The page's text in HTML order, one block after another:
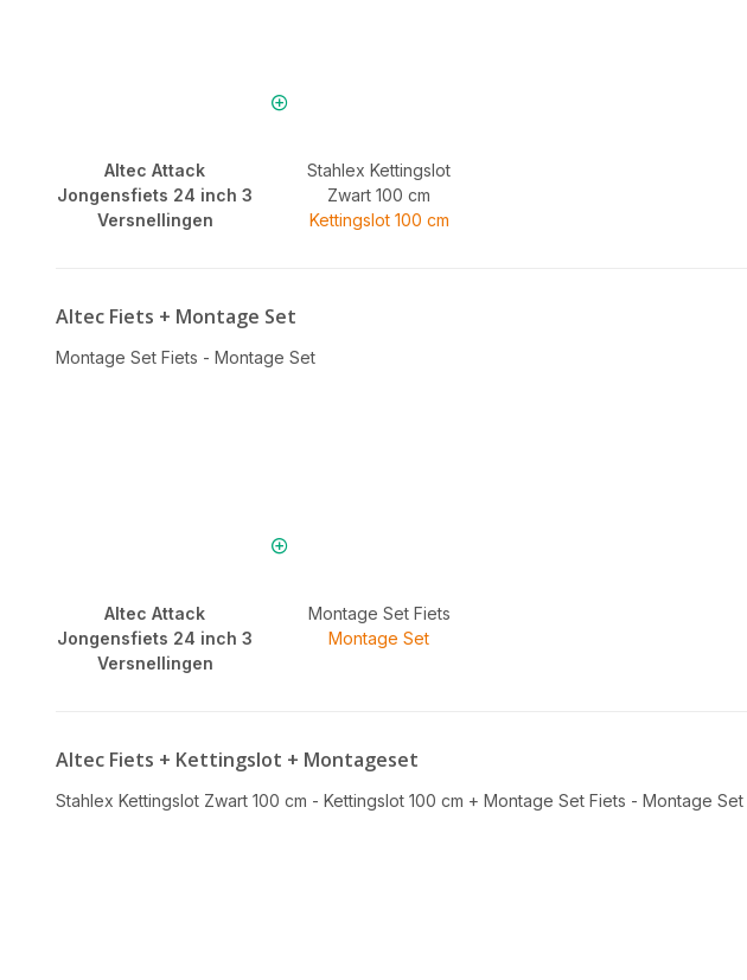
Altec Attack
Jongensfiets 24 inch 3
Versnellingen
Stahlex Kettingslot
Zwart 100 cm
Kettingslot 100 cm
Altec Fiets + Montage Set
Montage Set Fiets - Montage Set
Altec Attack
Jongensfiets 24 inch 3
Versnellingen
Montage Set Fiets
Montage Set
Altec Fiets + Kettingslot + Montageset
Stahlex Kettingslot Zwart 100 cm - Kettingslot 100 cm + Montage Set Fiets - Montage Set